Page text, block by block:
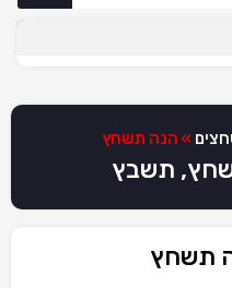
» הנה תשחץ
תשבץ
תשחץ